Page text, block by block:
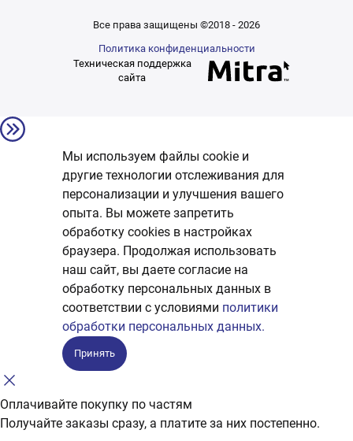
Все права защищены ©2018 - 2026
Политика конфиденциальности
Техническая поддержка
сайта
Мы используем файлы cookie и
другие технологии отслеживания для
персонализации и улучшения вашего
опыта. Вы можете запретить
обработку сookies в настройках
браузера. Продолжая использовать
наш сайт, вы даете согласие на
обработку персональных данных в
соответствии с условиями политики
обработки персональных данных.
Принять
Оплачивайте покупку по частям
Получайте заказы сразу, а платите за них постепенно.